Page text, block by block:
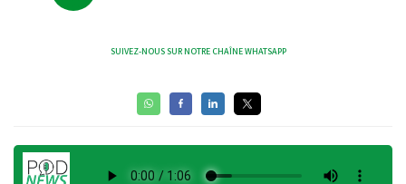
SUIVEZ-NOUS SUR NOTRE CHAÎNE WHATSAPP